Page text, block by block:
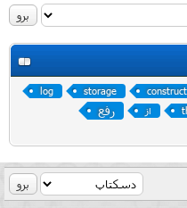
construct
storage
log
از رفع